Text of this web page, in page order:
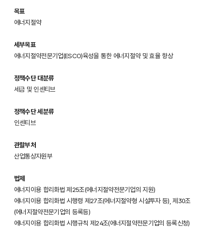
목표
에너지절약
세부목표
에너지절약전문기업(ESCO)육성을 통한 에너지절약 및 효율 향상
정책수단 대분류
세금 및 인센티브
정책수단 세분류
인센티브
관할부처
산업통상자원부
법제
에너지이용 합리화법 제25조(에너지절약전문기업의 지원)
에너지이용 합리화법 시행령 제27조(에너지절약형 시설투자 등), 제30조
(에너지절약전문기업의 등록등)
에너지이용 합리화법 시행규칙 제24조(에너지절약전문기업의 등록신청)